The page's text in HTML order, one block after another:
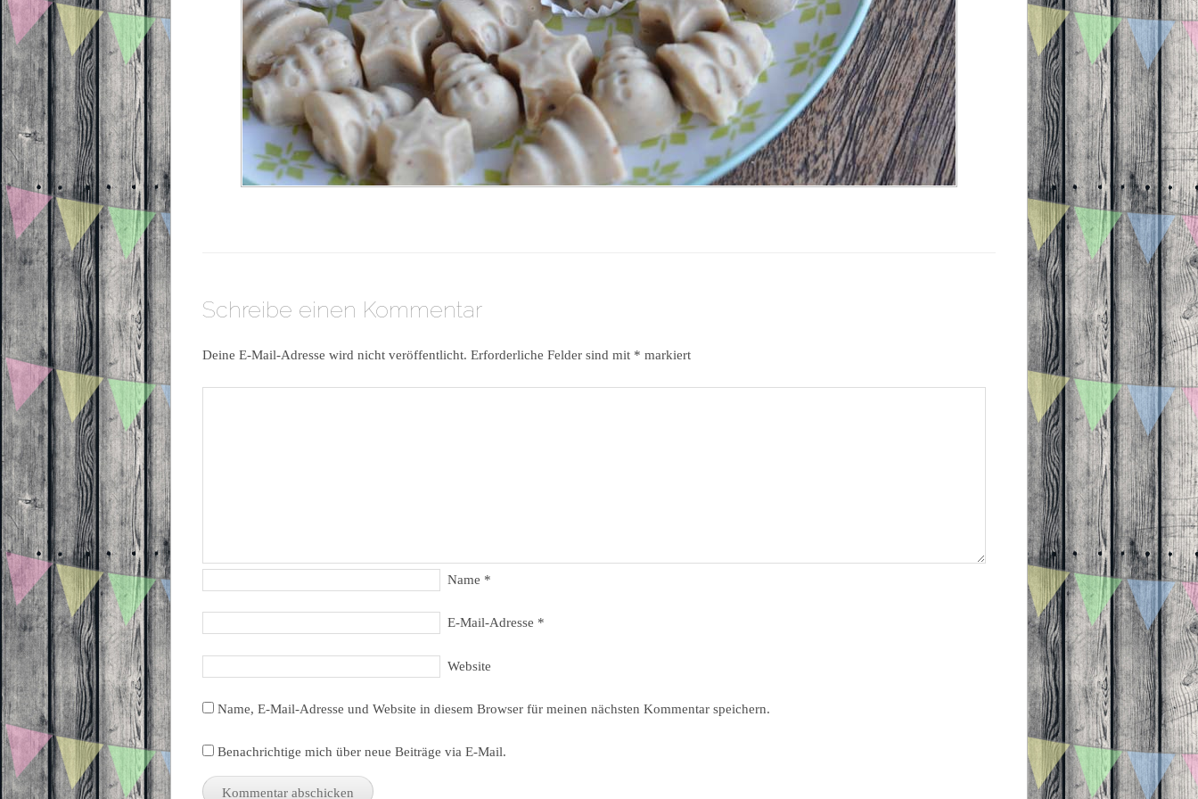
Schreibe einen Kommentar
Deine E-Mail-Adresse wird nicht veröffentlicht. Erforderliche Felder sind mit * markiert
Name *
E-Mail-Adresse *
Website
Name, E-Mail-Adresse und Website in diesem Browser für meinen nächsten Kommentar speichern.
Benachrichtige mich über neue Beiträge via E-Mail.